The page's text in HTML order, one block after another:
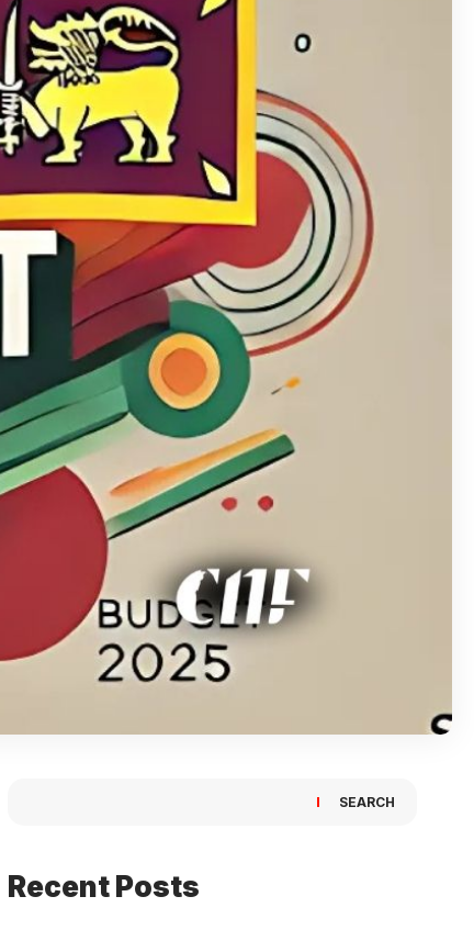
SEARCH
Recent Posts